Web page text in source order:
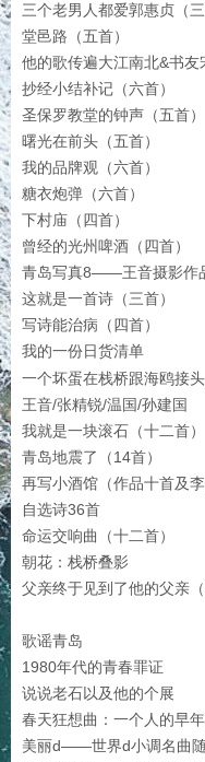
三个老男人都爱郭惠贞（三
堂邑路（五首）
他的歌传遍大江南北&书
抄经小结补记（六首）
圣保罗教堂的钟声（五首）
曙光在前头（五首）
我的品牌观（六首）
糖衣炮弹（六首）
下村庙（四首）
曾经的光州啤酒（四首）
青岛写真8——王音摄影作
这就是一首诗（三首）
写诗能治病（四首）
我的一份日货清单
一个坏蛋在栈桥跟海鸥接头
王音/张精锐/温国/孙建国
我就是一块滚石（十二首）
青岛地震了（14首）
再写小酒馆（作品十首及李
自选诗36首
命运交响曲（十二首）
朝花：栈桥叠影
父亲终于见到了他的父亲（
歌谣青岛
1980年代的青春罪证
说说老石以及他的个展
春天狂想曲：一个人的早
美丽d——世界d小调名曲